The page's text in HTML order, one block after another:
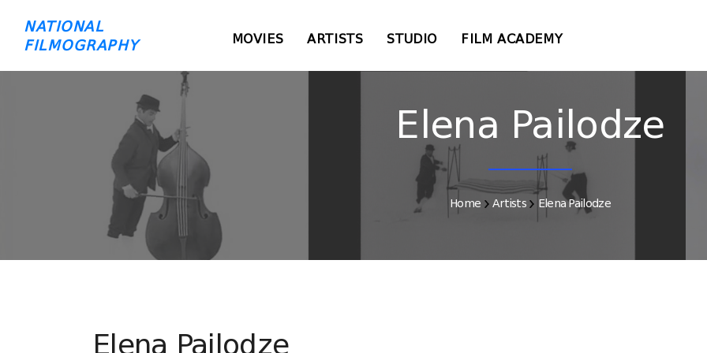
NATIONAL
FILMOGRAPHY
MOVIES ARTISTS STUDIO FILM ACADEMY
Elena Pailodze
Home Artists Elena Pailodze
Elena Pailodze